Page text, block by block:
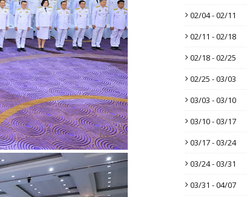
02/04 - 02/11
02/11 - 02/18
02/18 - 02/25
02/25 - 03/03
03/03 - 03/10
03/10 - 03/17
03/17 - 03/24
03/24 - 03/31
03/31 - 04/07